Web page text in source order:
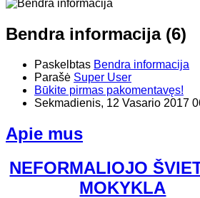
Bendra informacija (6)
Paskelbtas Bendra informacija
Parašė Super User
Būkite pirmas pakomentavęs!
Sekmadienis, 12 Vasario 2017
Apie mus
NEFORMALIOJO
MOKYKLA